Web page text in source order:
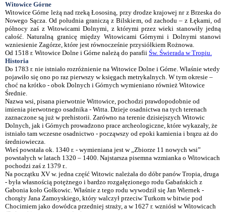
Witowice Górne
Witowice Górne leżą nad rzeką Łososiną, przy drodze krajowej nr z Brzeska do
Nowego Sącza. Od południa graniczą z Bilskiem, od zachodu – z Łękami, od
północy zaś z Witowicami Dolnymi, z którymi przez wieki stanowiły jedną
całość. Naturalną granicę między Witowicami Górnymi i Dolnymi stanowi
wzniesienie Zagórze, które jest równocześnie przysiółkiem Rożnowa.
Od 1518 r. Witowice Dolne i Górne należą do parafii Św. Świerada w Tropiu.
Historia
Do 1783 r. nie istniało rozróżnienie na Witowice Dolne i Górne. Właśnie wtedy
pojawiło się ono po raz pierwszy w księgach metrykalnych. W tym okresie –
choć na krótko - obok Dolnych i Górnych wymieniano również Witowice
Średnie.
Nazwa wsi, pisana pierwotnie Wittowice, pochodzi prawdopodobnie od
imienia pierwotnego osadnika - Witta. Dzieje osadnictwa na tych terenach
zaznaczone są już w prehistorii. Zarówno na terenie dzisiejszych Witowic
Dolnych, jak i Górnych prowadzono prace archeologiczne, które wykazały, że
istniało tam wczesne osadnictwo - począwszy od epoki kamienia i brązu aż do
średniowiecza.
Wieś powstała ok. 1340 r. - wymieniana jest w „Zbiorze 11 nowych wsi”
powstałych w latach 1320 – 1400. Najstarsza pisemna wzmianka o Witowicach
pochodzi zaś z 1379 r..
Na początku XV w. jedna część Witowic należała do dóbr panów Tropia, druga
- była własnością potężnego i bardzo rozgałęzionego rodu Gabańskich z
Gabonia koło Gołkowic. Właśnie z tego rodu wywodził się Jan Wiernek -
chorąży Jana Zamoyskiego, który walczył przeciw Turkom w bitwie pod
Chocimiem jako dowódca przedniej straży, a w 1627 r. wzniósł w Witowicach